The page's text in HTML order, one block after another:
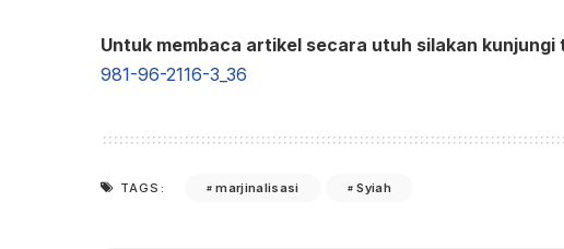
Untuk membaca artikel secara utuh silakan
981-96-2116-3_36
TAGS: marjinalisasi Syiah